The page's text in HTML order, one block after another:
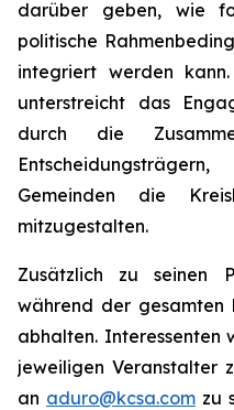
darüber geben, wie
politische
integriert werden
unterstreicht das
durch die
Gemeinden die
mitzugestalten.
Zusätzlich zu seinen
während der gesamten
abhalten. Interessenten
jeweiligen Veranstalter
an aduro@kcsa.com zu